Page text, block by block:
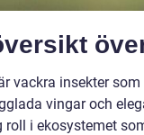
vackra insekter
vingar och
roll i ekosystemet